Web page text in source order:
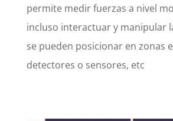
permite medir fuerzas a nivel
incluso interactuar y manipular
se pueden posicionar en zonas
detectores o sensores, etc